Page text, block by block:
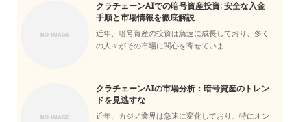
クラチェーンAIでの暗号資産投資: 安全な入金
手順と市場情報を徹底解説
近年、暗号資産の投資は急速に成長しており、多く
の人々がその市場に関心を寄せていま ...
クラチェーンAIの市場分析：暗号資産のトレン
ドを見逃すな
近年、カジノ業界は急速に変化しており、特にオン